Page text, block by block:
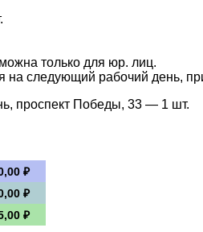
только для юр. лиц.
на следующий рабочий день,
проспект Победы, 33 — 1 шт.
₽
₽
₽